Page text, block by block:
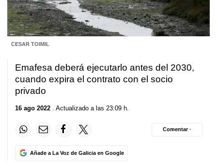
CESAR TOIMIL
Emafesa deberá ejecutarlo antes del 2030,
cuando expira el contrato con el socio
privado
16 ago 2022 . Actualizado a las 23:09 h.
Añade a La Voz de Galicia en Google
Comentar ·